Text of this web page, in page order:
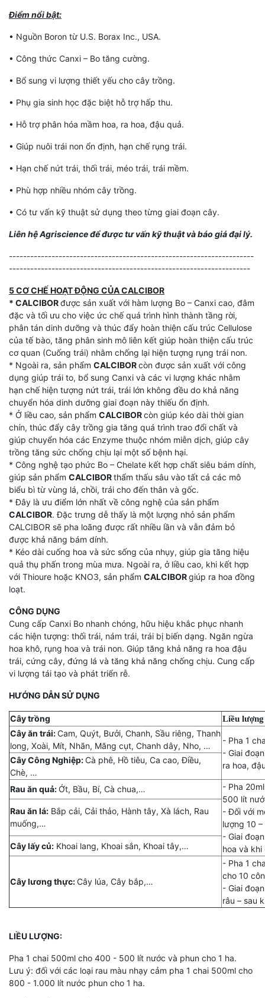
Điểm nổi bật:
• Nguồn Boron từ U.S. Borax Inc., USA.
• Công thức Canxi – Bo tăng cường.
• Bổ sung vi lượng thiết yếu cho cây trồng.
• Phụ gia sinh học đặc biệt hỗ trợ hấp thu.
• Hỗ trợ phân hóa mầm hoa, ra hoa, đậu quả.
• Giúp nuôi trái non ổn định, hạn chế rụng trái.
• Hạn chế nứt trái, thối trái, méo trái, trái mềm.
• Phù hợp nhiều nhóm cây trồng.
• Có tư vấn kỹ thuật sử dụng theo từng giai đoạn cây.
Liên hệ Agriscience để được tư vấn kỹ thuật và báo giá đại lý.
---------------------------------------------------------------------
--------------------------------------------------------------------
5 CƠ CHẾ HOẠT ĐỘNG CỦA CALCIBOR
* CALCIBORđược sản xuất với hàm lượng Bo – Canxi cao, đâm
đặc và tối ưu cho việc ức chế quá trình hình thành tầng rời,
phân tán dinh dưỡng và thúc đẩy hoàn thiện cấu trúc Cellulose
của tế bào, tăng phân sinh mô liên kết giúp hoàn thiện cấu trúc
cơ quan (Cuống trái) nhằm chống lại hiện tượng rụng trái non.
* Ngoài ra, sản phẩm CALCIBORcòn được sản xuất với công
dụng giúp trái to, bổ sung Canxi và các vi lượng khác nhằm
hạn chế hiện tượng nứt trái, trái lớn không đều do khả năng
chuyển hóa dinh dưỡng giai đoạn này thiếu ổn định.
* Ở liều cao, sản phẩm CALCIBORcòn giúp kéo dài thời gian
chín, thúc đẩy cây trồng gia tăng quá trình trao đổi chất và
giúp chuyển hóa các Enzyme thuộc nhóm miễn dịch, giúp cây
trồng tăng sức chống chịu lại một số bệnh hại.
* Công nghệ tạo phức Bo – Chelate kết hợp chất siêu bám dính,
giúp sản phẩm CALCIBORthẩm thấu sâu vào tất cả các mô
biểu bì từ vùng lá, chồi, trái cho đến thân và gốc.
* Đây là ưu điểm lớn nhất về công nghệ của sản phẩm
CALCIBOR. Đặc trưng dễ thấy là một lượng nhỏ sản phẩm
CALCIBOR sẽ pha loãng được rất nhiều lần và vẫn đảm bỏ
được khả năng bám dính.
* Kéo dài cuống hoa và sức sống của nhụy, giúp gia tăng hiệu
quả thụ phấn trong mùa mưa. Ngoài ra, ở liều cao, khi kết hợp
với Thioure hoặc KNO3, sản phẩm CALCIBORgiúp ra hoa đồng
loạt.
CÔNG DỤNG
Cung cấp Canxi Bo nhanh chóng, hữu hiệu khắc phục nhanh
các hiện tượng: thối trái, nám trái, trái bị biến dạng. Ngăn ngừa
hoa khô, rụng hoa và trái non. Giúp tăng khả năng ra hoa đậu
trái, cứng cây, đứng lá và tăng khả năng chống chịu. Cung cấp
vi lượng tái tạo và phát triển rễ.
HƯỚNG DẪN SỬ DỤNG
Cây trồng Liều lượng
Cây ăn trái:Cam, Quýt, Bưởi, Chanh, Sầu riêng, Thanh
long, Xoài, Mít, Nhãn, Măng cụt, Chanh dây, Nho, …
- Pha 1
- Giai
ra hoa,
Cây Công Nghiệp:Cà phê, Hồ tiêu, Ca cao, Điều,
Chè, …
Rau ăn quả:Ớt, Bầu, Bí, Cà chua,…
- Pha
500 lít
- Đối với
lượng 10
- Giai
hoa và khi
Rau ăn lá: Bắp cải, Cải thảo, Hành tây, Xà lách, Rau
muống,…
Cây lấy củ: Khoai lang, Khoai sắn, Khoai tây,…
Cây lương thực:Cây lúa, Cây bắp,…
- Pha 1
cho 10
- Giai
râu – sau
LIỀU LƯỢNG:
Pha 1 chai 500ml cho 400 - 500 lít nước và phun cho 1 ha.
Lưu ý: đối với các loại rau màu nhạy cảm pha 1 chai 500ml cho
800 - 1.000 lít nước phun cho 1 ha.